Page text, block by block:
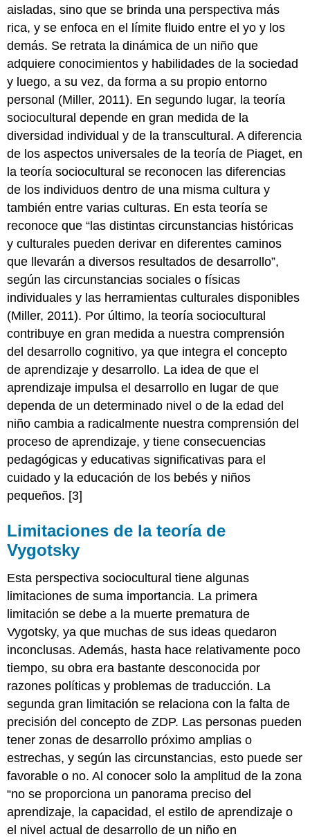
aisladas, sino que se brinda una perspectiva más
rica, y se enfoca en el límite fluido entre el yo y los
demás. Se retrata la dinámica de un niño que
adquiere conocimientos y habilidades de la sociedad
y luego, a su vez, da forma a su propio entorno
personal (Miller, 2011). En segundo lugar, la teoría
sociocultural depende en gran medida de la
diversidad individual y de la transcultural. A diferencia
de los aspectos universales de la teoría de Piaget, en
la teoría sociocultural se reconocen las diferencias
de los individuos dentro de una misma cultura y
también entre varias culturas. En esta teoría se
reconoce que “las distintas circunstancias históricas
y culturales pueden derivar en diferentes caminos
que llevarán a diversos resultados de desarrollo”,
según las circunstancias sociales o físicas
individuales y las herramientas culturales disponibles
(Miller, 2011). Por último, la teoría sociocultural
contribuye en gran medida a nuestra comprensión
del desarrollo cognitivo, ya que integra el concepto
de aprendizaje y desarrollo. La idea de que el
aprendizaje impulsa el desarrollo en lugar de que
dependa de un determinado nivel o de la edad del
niño cambia a radicalmente nuestra comprensión del
proceso de aprendizaje, y tiene consecuencias
pedagógicas y educativas significativas para el
cuidado y la educación de los bebés y niños
pequeños. [3]
Limitaciones de la teoría de
Vygotsky
Esta perspectiva sociocultural tiene algunas
limitaciones de suma importancia. La primera
limitación se debe a la muerte prematura de
Vygotsky, ya que muchas de sus ideas quedaron
inconclusas. Además, hasta hace relativamente poco
tiempo, su obra era bastante desconocida por
razones políticas y problemas de traducción. La
segunda gran limitación se relaciona con la falta de
precisión del concepto de ZDP. Las personas pueden
tener zonas de desarrollo próximo amplias o
estrechas, y según las circunstancias, esto puede ser
favorable o no. Al conocer solo la amplitud de la zona
“no se proporciona un panorama preciso del
aprendizaje, la capacidad, el estilo de aprendizaje o
el nivel actual de desarrollo de un niño en